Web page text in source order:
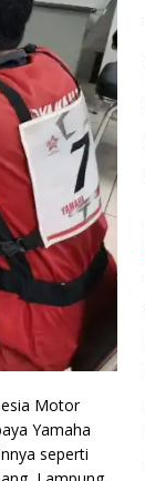
Motor
Yamaha
seperti